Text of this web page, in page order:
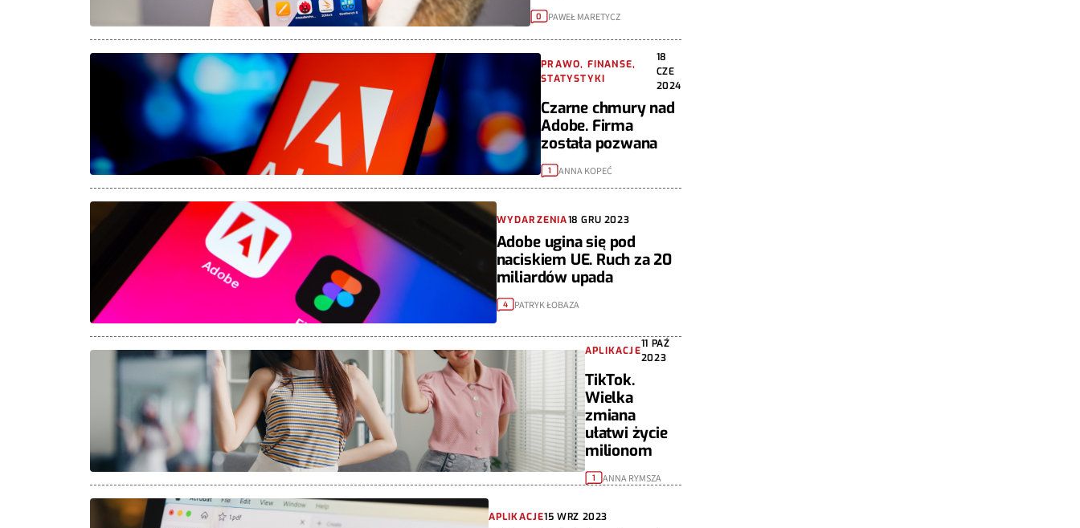
0 PAWEŁ MARETYCZ
PRAWO, FINANSE,
STATYSTYKI
18
CZE
2024
Czarne chmury nad
Adobe. Firma
została pozwana
1 ANNA KOPEĆ
WYDARZENIA18 GRU 2023
Adobe ugina się pod
naciskiem UE. Ruch za 20
miliardów upada
4 PATRYK ŁOBAZA
APLIKACJE
11 PAŹ
2023
TikTok.
Wielka
zmiana
ułatwi życie
milionom
1 ANNA RYMSZA
APLIKACJE15 WRZ 2023